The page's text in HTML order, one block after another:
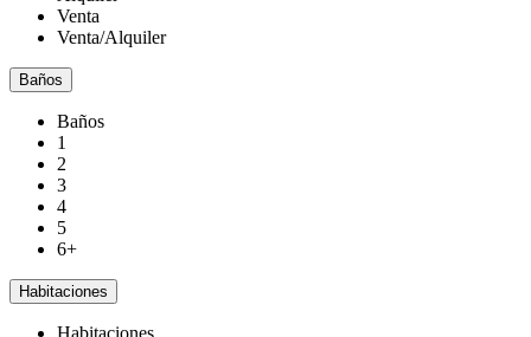
Venta
Venta/Alquiler
Baños
Baños
1
2
3
4
5
6+
Habitaciones
Habitaciones